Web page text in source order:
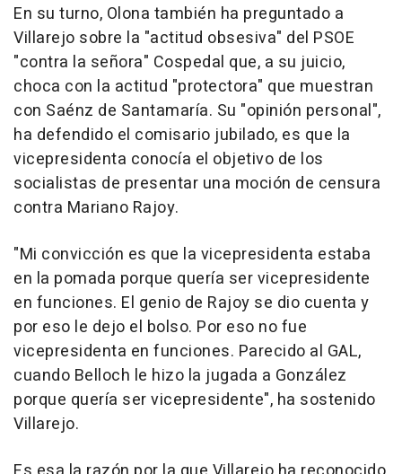
En su turno, Olona también ha preguntado a
Villarejo sobre la "actitud obsesiva" del PSOE
"contra la señora" Cospedal que, a su juicio,
choca con la actitud "protectora" que muestran
con Saénz de Santamaría. Su "opinión personal",
ha defendido el comisario jubilado, es que la
vicepresidenta conocía el objetivo de los
socialistas de presentar una moción de censura
contra Mariano Rajoy.
"Mi convicción es que la vicepresidenta estaba
en la pomada porque quería ser vicepresidente
en funciones. El genio de Rajoy se dio cuenta y
por eso le dejo el bolso. Por eso no fue
vicepresidenta en funciones. Parecido al GAL,
cuando Belloch le hizo la jugada a González
porque quería ser vicepresidente", ha sostenido
Villarejo.